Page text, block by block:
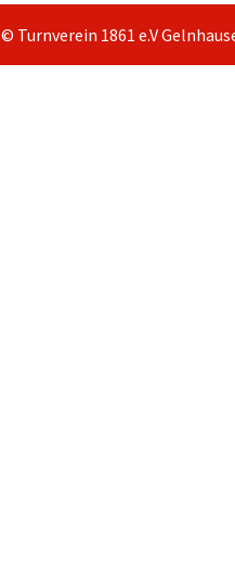
© Turnverein 1861 e.V